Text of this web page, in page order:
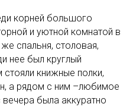
корней большого
и уютной комнатой в
спальня, столовая,
нее был круглый
стояли книжные полки,
а рядом с ним –любимое
была аккуратно